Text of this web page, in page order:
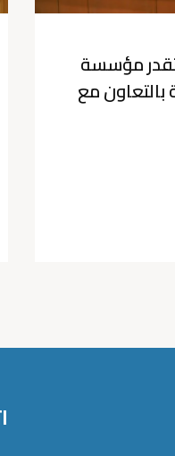
مؤسسة
مع